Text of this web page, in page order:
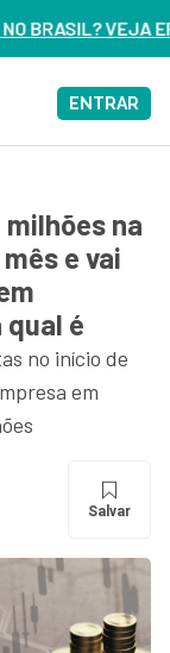
3 DELES –
ENTRAR
na
e vai
é
no início de
em
Salvar